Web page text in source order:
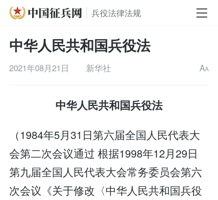
兵役法律法规
中华人民共和国兵役法
2021年08月21日 新华社 AA
中华人民共和国兵役法
（1984年5月31日第六届全国人民代表大
会第二次会议通过 根据1998年12月29日
第九届全国人民代表大会常务委员会第六
次会议《关于修改〈中华人民共和国兵役